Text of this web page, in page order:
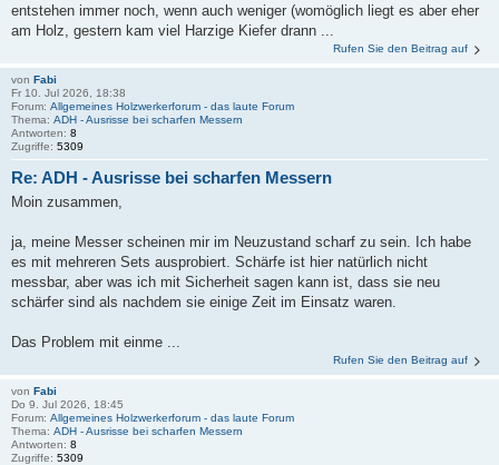
entstehen immer noch, wenn auch weniger (womöglich liegt es aber eher
am Holz, gestern kam viel Harzige Kiefer drann ...
Rufen Sie den Beitrag auf
von Fabi
Fr 10. Jul 2026, 18:38
Forum: Allgemeines Holzwerkerforum - das laute Forum
Thema: ADH - Ausrisse bei scharfen Messern
Antworten: 8
Zugriffe: 5309
Re: ADH - Ausrisse bei scharfen Messern
Moin zusammen,
ja, meine Messer scheinen mir im Neuzustand scharf zu sein. Ich habe
es mit mehreren Sets ausprobiert. Schärfe ist hier natürlich nicht
messbar, aber was ich mit Sicherheit sagen kann ist, dass sie neu
schärfer sind als nachdem sie einige Zeit im Einsatz waren.
Das Problem mit einme ...
Rufen Sie den Beitrag auf
von Fabi
Do 9. Jul 2026, 18:45
Forum: Allgemeines Holzwerkerforum - das laute Forum
Thema: ADH - Ausrisse bei scharfen Messern
Antworten: 8
Zugriffe: 5309